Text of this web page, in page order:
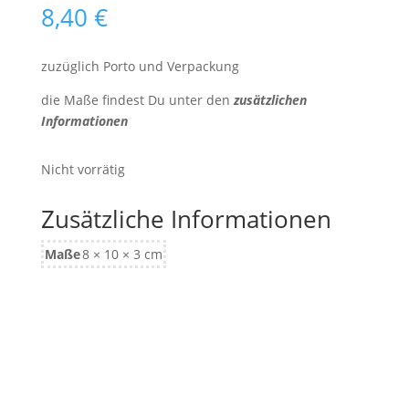
8,40 €
zuzüglich Porto und Verpackung
die Maße findest Du unter denzusätzlichen
Informationen
Nicht vorrätig
Zusätzliche Informationen
Maße8 × 10 × 3 cm